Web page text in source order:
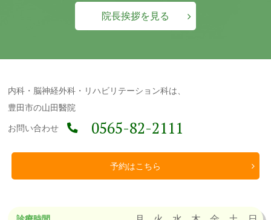
院長挨拶を見る
内科・脳神経外科・リハビリテーション科は、
豊田市の山田醫院
お問い合わせ 0565-82-2111
予約はこちら